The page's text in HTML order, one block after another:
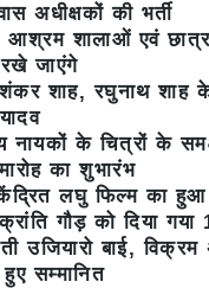
अधीक्षकों की भर्ती
आश्रम शालाओं एवं
रखे जाएंगे
शाह, रघुनाथ शाह
नायकों के चित्रों के
का शुभारंभ
लघु फिल्म का हुआ
गौड़ को दिया
बाई, विक्रम
हुए सम्मानित